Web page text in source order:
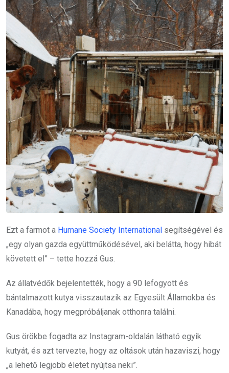
Ezt a farmot a Humane Society International segítségével és
„egy olyan gazda együttműködésével, aki belátta, hogy hibát
követett el” – tette hozzá Gus.
Az állatvédők bejelentették, hogy a 90 lefogyott és
bántalmazott kutya visszautazik az Egyesült Államokba és
Kanadába, hogy megpróbáljanak otthonra találni.
Gus örökbe fogadta az Instagram-oldalán látható egyik
kutyát, és azt tervezte, hogy az oltások után hazaviszi, hogy
„a lehető legjobb életet nyújtsa neki”.